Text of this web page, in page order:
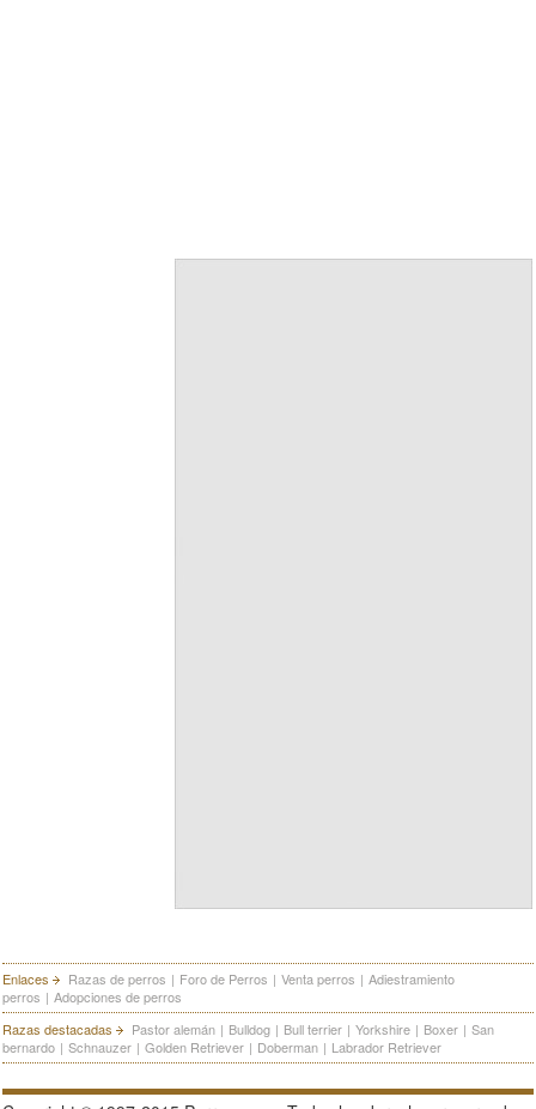
Enlaces Razas de perros | Foro de Perros | Venta perros | Adiestramiento
perros | Adopciones de perros
Razas destacadas
Pastor alemán | Bulldog | Bull terrier | Yorkshire | Boxer | San
bernardo | Schnauzer | Golden Retriever | Doberman | Labrador Retriever